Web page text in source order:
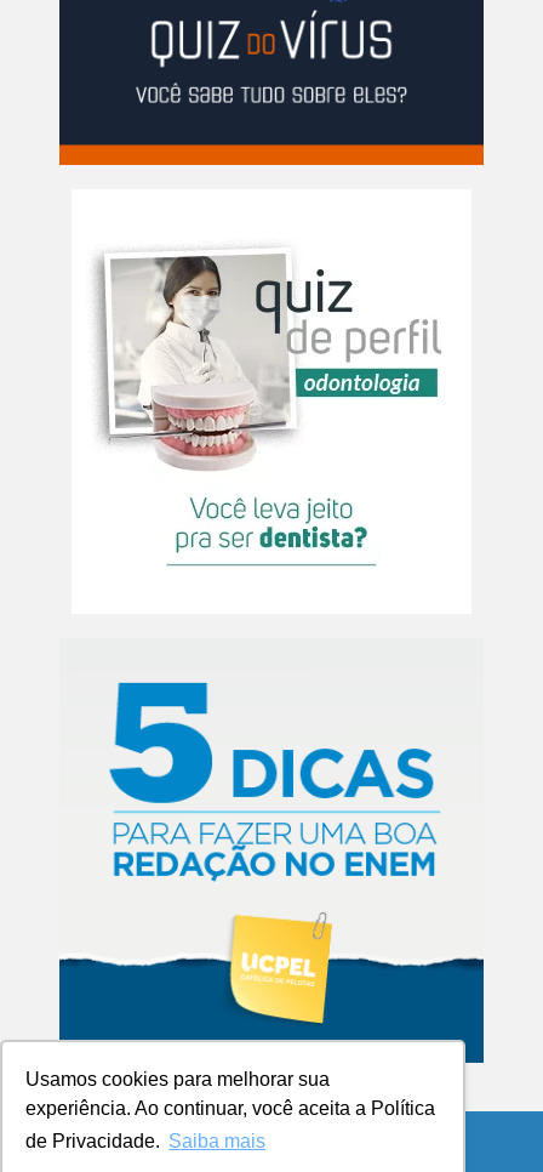
Usamos cookies para melhorar sua
experiência. Ao continuar, você aceita a Política
de Privacidade. Saiba mais